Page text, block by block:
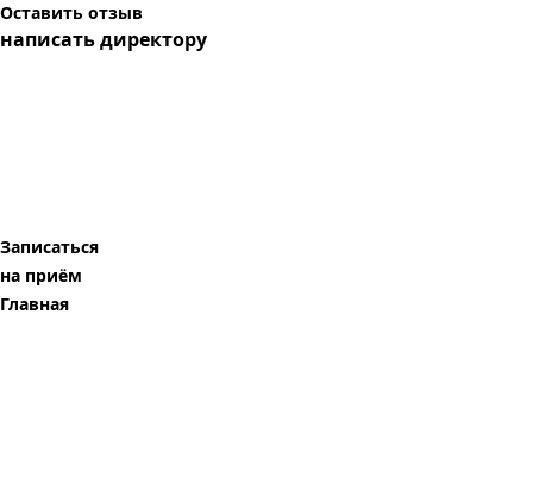
Оставить отзыв
написать директору
Записаться
на приём
Главная